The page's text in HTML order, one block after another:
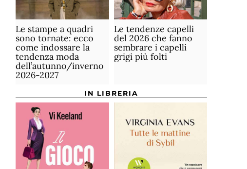
Le stampe a quadri
sono tornate: ecco
come indossare la
tendenza moda
dell’autunno/inverno
2026-2027
Le tendenze capelli
del 2026 che fanno
sembrare i capelli
grigi più folti
IN LIBRERIA